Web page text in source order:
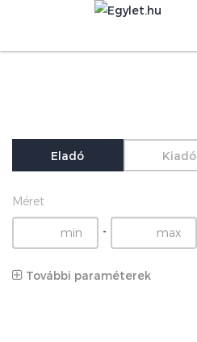
Eladó Kiadó
Méret
-
További paraméterek